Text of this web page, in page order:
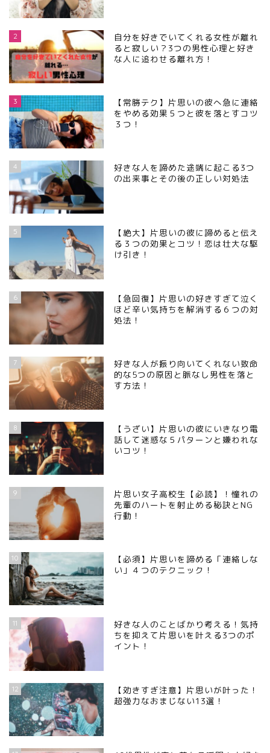
2
自分を好きでいてくれる女性が離れ
ると寂しい？3つの男性心理と好き
な人に追わせる離れ方！
3
【常勝テク】片思いの彼へ急に連絡
をやめる効果５つと彼を落とすコツ
３つ！
4
好きな人を諦めた途端に起こる3つ
の出来事とその後の正しい対処法
5
【絶大】片思いの彼に諦めると伝え
る３つの効果とコツ！恋は壮大な駆
け引き！
6
【急回復】片思いの好きすぎて泣く
ほど辛い気持ちを解消する６つの対
処法！
7
好きな人が振り向いてくれない致命
的な5つの原因と脈なし男性を落と
す方法！
8
【うざい】片思いの彼にいきなり電
話して迷惑な５パターンと嫌われな
いコツ！
9
片思い女子高校生【必読】！憧れの
先輩のハートを射止める秘訣とNG
行動！
10
【必須】片思いを諦める「連絡しな
い」４つのテクニック！
11
好きな人のことばかり考える！気持
ちを抑えて片思いを叶える3つのポ
イント！
12
【効きすぎ注意】片思いが叶った！
超強力なおまじない13選！